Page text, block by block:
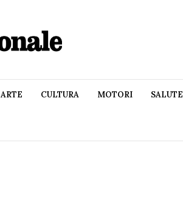
ARTE CULTURA MOTORI SALUTE